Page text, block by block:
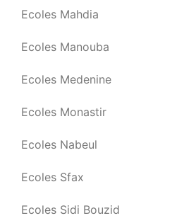
Ecoles Mahdia
Ecoles Manouba
Ecoles Medenine
Ecoles Monastir
Ecoles Nabeul
Ecoles Sfax
Ecoles Sidi Bouzid